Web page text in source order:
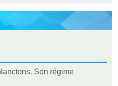
Son régime